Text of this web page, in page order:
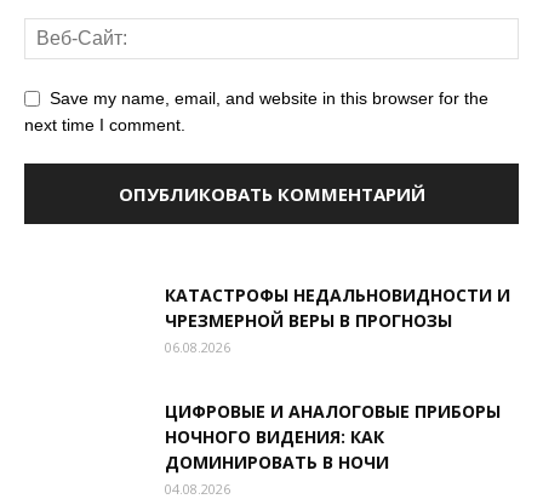
Save my name, email, and website in this browser for the
next time I comment.
КАТАСТРОФЫ НЕДАЛЬНОВИДНОСТИ И
ЧРЕЗМЕРНОЙ ВЕРЫ В ПРОГНОЗЫ
06.08.2026
ЦИФРОВЫЕ И АНАЛОГОВЫЕ ПРИБОРЫ
НОЧНОГО ВИДЕНИЯ: КАК
ДОМИНИРОВАТЬ В НОЧИ
04.08.2026